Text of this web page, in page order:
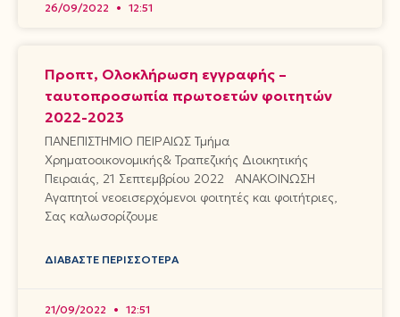
26/09/2022 12:51
Προπτ, Ολοκλήρωση εγγραφής –
ταυτοπροσωπία πρωτοετών φοιτητών
2022-2023
ΠΑΝΕΠΙΣΤΗΜΙΟ ΠΕΙΡΑΙΩΣ Τμήμα
Χρηματοοικονομικής& Τραπεζικής Διοικητικής
Πειραιάς, 21 Σεπτεμβρίου 2022 ΑΝΑΚΟΙΝΩΣΗ
Αγαπητοί νεοεισερχόμενοι φοιτητές και φοιτήτριες,
Σας καλωσορίζουμε
ΔΙΑΒΆΣΤΕ ΠΕΡΙΣΣΌΤΕΡΑ
21/09/2022 12:51